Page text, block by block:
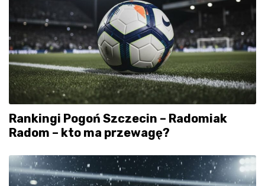
Rankingi Pogoń Szczecin – Radomiak
Radom – kto ma przewagę?